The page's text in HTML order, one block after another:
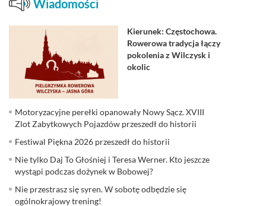
Wiadomości
Kierunek: Częstochowa.
Rowerowa tradycja łączy
pokolenia z Wilczysk i
okolic
Motoryzacyjne perełki opanowały Nowy Sącz. XVIII
Zlot Zabytkowych Pojazdów przeszedł do historii
Festiwal Piękna 2026 przeszedł do historii
Nie tylko Daj To Głośniej i Teresa Werner. Kto jeszcze
wystąpi podczas dożynek w Bobowej?
Nie przestrasz się syren. W sobotę odbędzie się
ogólnokrajowy trening!